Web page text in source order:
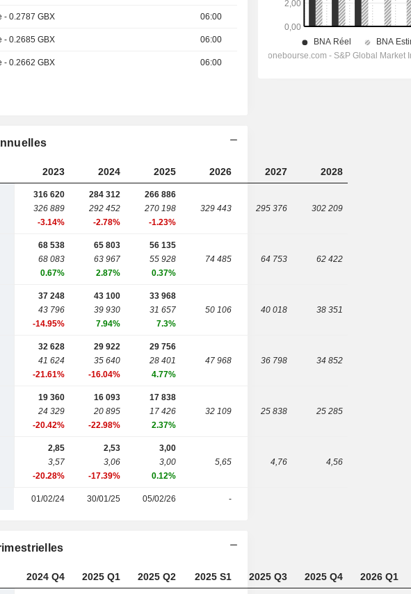
- 0.2787 GBX 06:00
- 0.2685 GBX 06:00
- 0.2662 GBX 06:00
2023 2024 2025 2026 2027 2028
316 620
326 889
-3.14%
284 312
292 452
-2.78%
266 886
270 198
-1.23%
329 443 295 376 302 209
68 538
68 083
0.67%
65 803
63 967
2.87%
56 135
55 928
0.37%
74 485 64 753 62 422
37 248
43 796
-14.95%
43 100
39 930
7.94%
33 968
31 657
7.3%
50 106 40 018 38 351
32 628
41 624
-21.61%
29 922
35 640
-16.04%
29 756
28 401
4.77%
47 968 36 798 34 852
19 360
24 329
-20.42%
16 093
20 895
-22.98%
17 838
17 426
2.37%
32 109 25 838 25 285
2,85
3,57
-20.28%
2,53
3,06
-17.39%
3,00
3,00
0.12%
5,65 4,76 4,56
01/02/24 30/01/25 05/02/26 -
2024 Q4 2025 Q1 2025 Q2 2025 S1 2025 Q3 2025 Q4 2026 Q1